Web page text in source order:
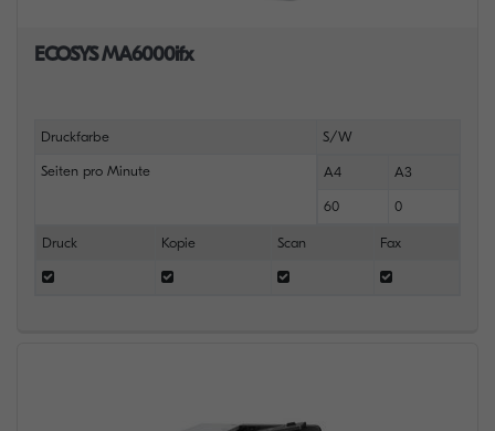
ECOSYS MA6000ifx
Druckfarbe S/W
Seiten pro Minute A4 A3
60 0
Druck Kopie Scan Fax